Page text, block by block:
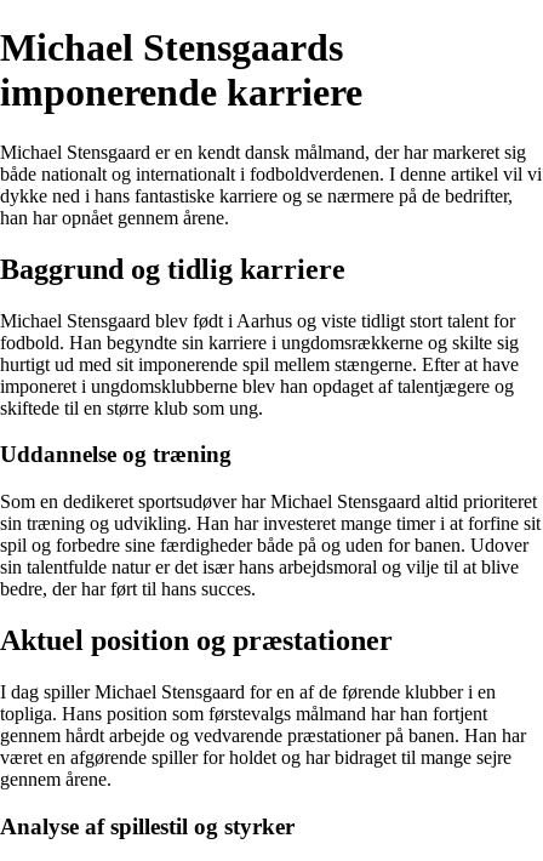
Michael Stensgaards
imponerende karriere
Michael Stensgaard er en kendt dansk målmand, der har markeret sig
både nationalt og internationalt i fodboldverdenen. I denne artikel vil vi
dykke ned i hans fantastiske karriere og se nærmere på de bedrifter,
han har opnået gennem årene.
Baggrund og tidlig karriere
Michael Stensgaard blev født i Aarhus og viste tidligt stort talent for
fodbold. Han begyndte sin karriere i ungdomsrækkerne og skilte sig
hurtigt ud med sit imponerende spil mellem stængerne. Efter at have
imponeret i ungdomsklubberne blev han opdaget af talentjægere og
skiftede til en større klub som ung.
Uddannelse og træning
Som en dedikeret sportsudøver har Michael Stensgaard altid prioriteret
sin træning og udvikling. Han har investeret mange timer i at forfine sit
spil og forbedre sine færdigheder både på og uden for banen. Udover
sin talentfulde natur er det især hans arbejdsmoral og vilje til at blive
bedre, der har ført til hans succes.
Aktuel position og præstationer
I dag spiller Michael Stensgaard for en af de førende klubber i en
topliga. Hans position som førstevalgs målmand har han fortjent
gennem hårdt arbejde og vedvarende præstationer på banen. Han har
været en afgørende spiller for holdet og har bidraget til mange sejre
gennem årene.
Analyse af spillestil og styrker